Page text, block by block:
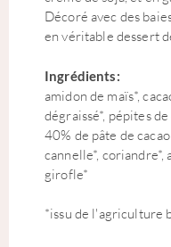
Décoré avec des
en véritable dessert
Ingrédients:
amidon de maïs*,
dégraissé*, pépites
40% de pâte de
cannelle*, coriandre*,
girofle*
*issu de l'agriculture